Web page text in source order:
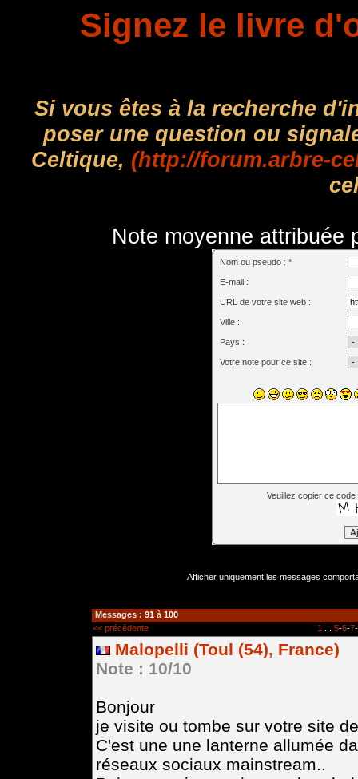
Signez le livre
Si vous êtes à la recherche
poser une question ou
Celtique, (http://forum.arbre-
Note moyenne
Nom ou pseudo : *
E-mail :
URL de votre site web :
Ville :
Pays :
Votre note pour ce site :
Veuillez copier ce
Afficher uniquement les messages
Messages : 91 à 100
<< précédente
1 5-6-7-
Malopelli (Toul (54), France)
Note : 10/10
Bonjour
je visite ou tombe sur votre site
C'est une une lanterne allumée
réseaux sociaux mainstream..